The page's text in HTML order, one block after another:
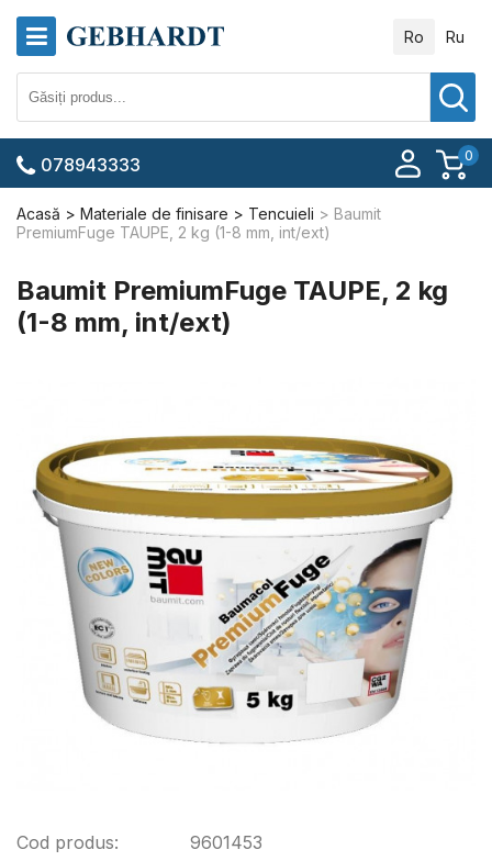
Ro Ru
0
078943333
Acasă Materiale de finisare Tencuieli
Baumit
PremiumFuge TAUPE, 2 kg (1-8 mm, int/ext)
Baumit PremiumFuge TAUPE, 2 kg
(1-8 mm, int/ext)
Cod produs:
9601453